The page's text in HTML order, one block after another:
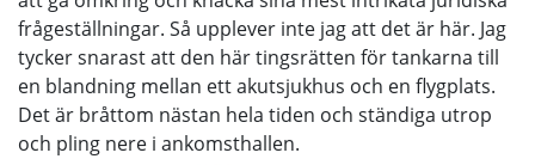
frågeställningar. Så upplever inte jag att det är här. Jag
tycker snarast att den här tingsrätten för tankarna till
en blandning mellan ett akutsjukhus och en flygplats.
Det är bråttom nästan hela tiden och ständiga utrop
och pling nere i ankomsthallen.